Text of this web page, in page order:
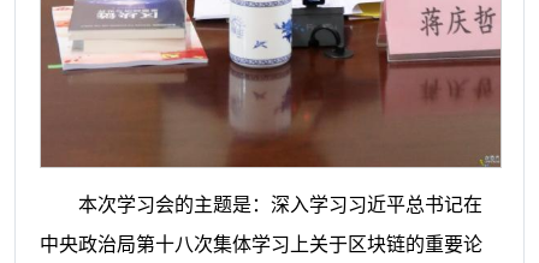
本次学习会的主题是：深入学习习近平总书记在
中央政治局第十八次集体学习上关于区块链的重要论